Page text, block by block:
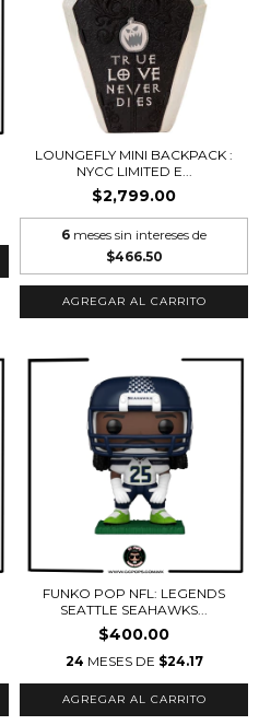
LOUNGEFLY MINI BACKPACK :
NYCC LIMITED E...
$2,799.00
6 meses sin intereses de
$466.50
FUNKO POP NFL: LEGENDS
SEATTLE SEAHAWKS...
$400.00
24 MESES DE $24.17